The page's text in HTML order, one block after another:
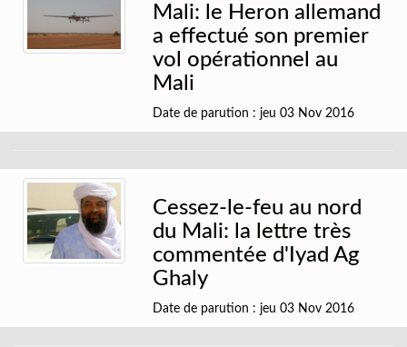
Mali: le Heron allemand
a effectué son premier
vol opérationnel au
Mali
Date de parution : jeu 03 Nov 2016
Cessez-le-feu au nord
du Mali: la lettre très
commentée d'Iyad Ag
Ghaly
Date de parution : jeu 03 Nov 2016